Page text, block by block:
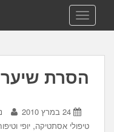
TOGGLE NAVIGATION
הסרת שיער
24 במרץ 2010
טיפולי אסתטיקה, יופי